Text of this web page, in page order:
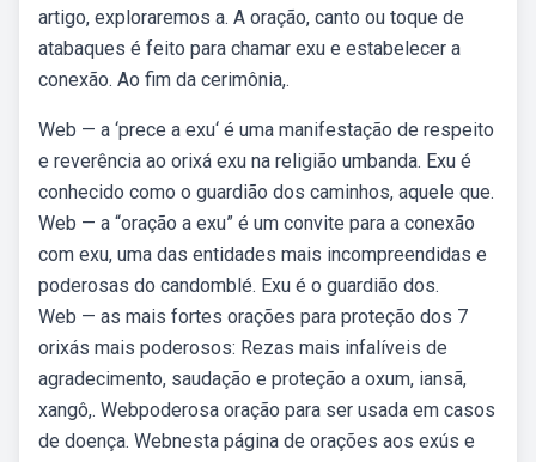
artigo, exploraremos a. A oração, canto ou toque de
atabaques é feito para chamar exu e estabelecer a
conexão. Ao fim da cerimônia,.
Web — a ‘prece a exu‘ é uma manifestação de respeito
e reverência ao orixá exu na religião umbanda. Exu é
conhecido como o guardião dos caminhos, aquele que.
Web — a “oração a exu” é um convite para a conexão
com exu, uma das entidades mais incompreendidas e
poderosas do candomblé. Exu é o guardião dos.
Web — as mais fortes orações para proteção dos 7
orixás mais poderosos: Rezas mais infalíveis de
agradecimento, saudação e proteção a oxum, iansã,
xangô,. Webpoderosa oração para ser usada em casos
de doença. Webnesta página de orações aos exús e